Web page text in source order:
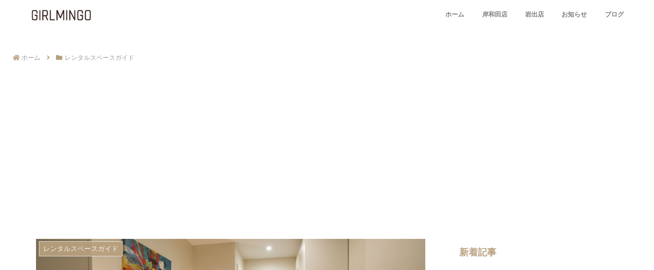
ホーム 岸和田店 岩出店 お知らせ ブログ
ホーム レンタルスペースガイド
スキャナーを活用するレンタルスペース｜効率的な使い方と選び方ガイド
レンタルスペースガイド 新着記事